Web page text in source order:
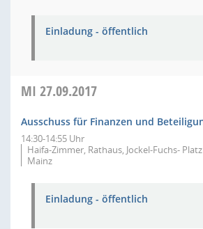
Einladung - öffentlich
MI 27.09.2017
Ausschuss für Finanzen und
14:30-14:55 Uhr
Haifa-Zimmer, Rathaus, Jockel-Fuchs-
Mainz
Einladung - öffentlich